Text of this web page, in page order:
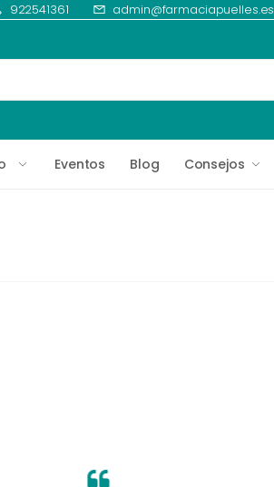
922541361 admin@farmaciapuelles.es
Eventos Blog Consejos